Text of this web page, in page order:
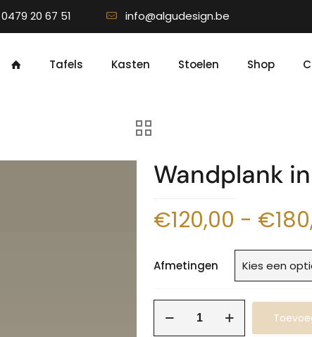
0479 20 67 51 info@algudesign.be
Tafels Kasten Stoelen Shop
Wandplank
€120,00 - €
Afmetingen